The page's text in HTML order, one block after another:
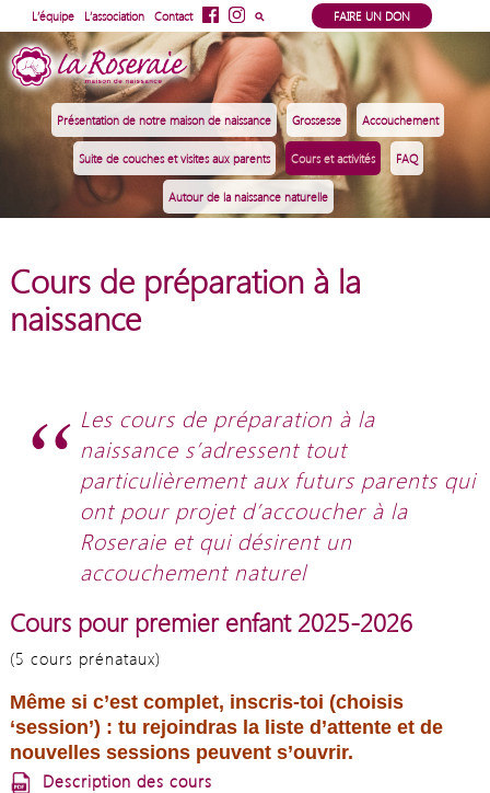
L’équipe L’association Contact ⚲ FAIRE UN DON
Présentation de notre maison de naissance Grossesse Accouchement
Suite de couches et visites aux parents Cours et activités FAQ
Autour de la naissance naturelle
Cours de préparation à la
naissance
Les cours de préparation à la
naissance s’adressent tout
particulièrement aux futurs parents qui
ont pour projet d’accoucher à la
Roseraie et qui désirent un
accouchement naturel
Cours pour premier enfant 2025-2026
(5 cours prénataux)
Même si c’est complet, inscris-toi (choisis
‘session’) : tu rejoindras la liste d’attente et de
nouvelles sessions peuvent s’ouvrir.
Description des cours